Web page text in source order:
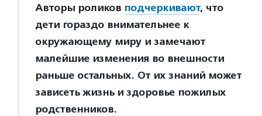
Авторы роликов подчеркивают, что
дети гораздо внимательнее к
окружающему миру и замечают
малейшие изменения во внешности
раньше остальных. От их знаний может
зависеть жизнь и здоровье пожилых
родственников.